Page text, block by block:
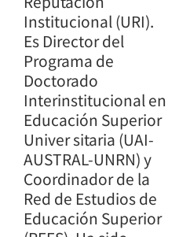
Institucional (URI).
Es Director del
Programa de
Doctorado
Interinstitucional en
Educación Superior
Univer sitaria (UAI-
AUSTRAL-UNRN) y
Coordinador de la
Red de Estudios de
Educación Superior